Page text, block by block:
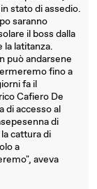
stato di assedio.
saranno
il boss dalla
la latitanza.
può andarsene
fino a
fa il
Cafiero De
di accesso al
di
cattura di
a
aveva